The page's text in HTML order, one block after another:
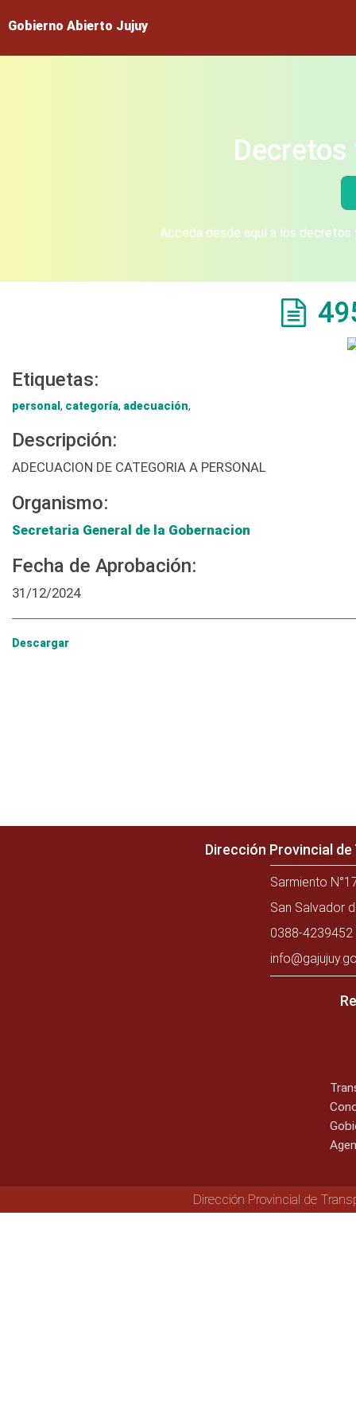
Gobierno Abierto Jujuy
Acceda desde aquí a los
Etiquetas:
personal , categoría, adecuación,
Descripción:
ADECUACION DE CATEGORIA A PERSONAL
Organismo:
Secretaria General de la Gobernacion
Fecha de Aprobación:
31/12/2024
Descargar
Dirección Provincial
Sarmiento
San Salvador
0388-
Dirección Provincial de